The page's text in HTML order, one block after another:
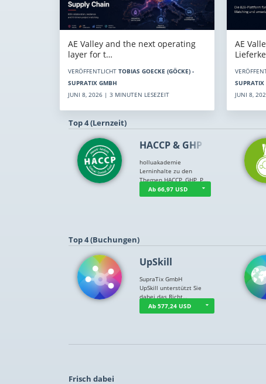
AE Valley and the next operating
layer for t…
VERÖFFENTLICHT TOBIAS GOECKE (GÖCKE) -
SUPRATIX GMBH
JUNI 8, 2026 | 3 MINUTEN LESEZEIT
AE
SUPRATIX
JUNI 8,
Top 4 (Lernzeit)
HACCP & GHP
holluakademie
Lerninhalte zu den
Themen HACCP, GHP, P…
Ab 66,97 USD
Top 4 (Buchungen)
UpSkill
SupraTix GmbH
UpSkill unterstützt Sie
dabei das Richt…
Ab 577,24 USD
Frisch dabei